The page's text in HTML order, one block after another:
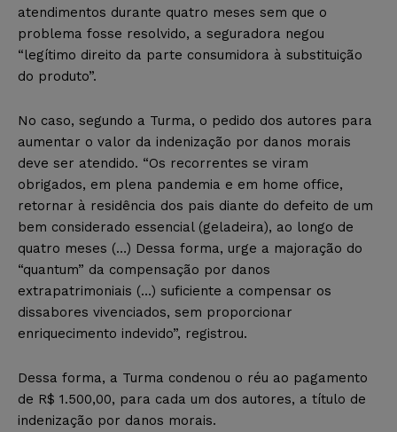
atendimentos durante quatro meses sem que o
problema fosse resolvido, a seguradora negou
“legítimo direito da parte consumidora à substituição
do produto”.
No caso, segundo a Turma, o pedido dos autores para
aumentar o valor da indenização por danos morais
deve ser atendido. “Os recorrentes se viram
obrigados, em plena pandemia e em home office,
retornar à residência dos pais diante do defeito de um
bem considerado essencial (geladeira), ao longo de
quatro meses (…) Dessa forma, urge a majoração do
“quantum” da compensação por danos
extrapatrimoniais (…) suficiente a compensar os
dissabores vivenciados, sem proporcionar
enriquecimento indevido”, registrou.
Dessa forma, a Turma condenou o réu ao pagamento
de R$ 1.500,00, para cada um dos autores, a título de
indenização por danos morais.